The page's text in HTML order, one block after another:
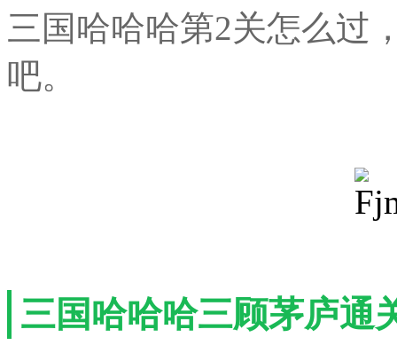
三国哈哈哈第2关怎么过
吧。
三国哈哈哈三顾茅庐通